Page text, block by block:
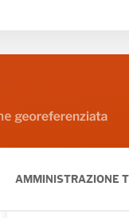
AMMINISTRAZIONE